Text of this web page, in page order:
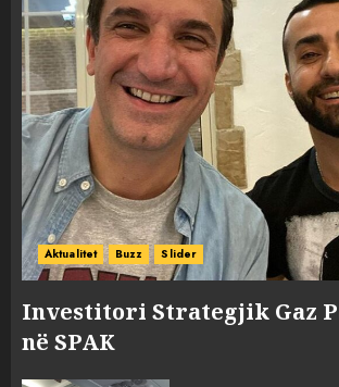
Aktualitet Buzz Slider
Investitori Strategjik Gaz
në SPAK